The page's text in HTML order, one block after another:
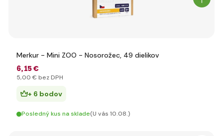
Merkur - Mini ZOO - Nosorožec, 49 dielikov
6,15 €
5,00 € bez DPH
+ 6 bodov
Posledný kus na sklade(U vás 10.08.)